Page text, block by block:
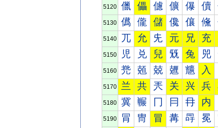
5120 儠 儡 儢 儣 儤 儥
5130 儰 儱 儲 儳 儴 儵
5140 兀 允 兂 元 兄 充
5150 児 兑 兒 兓 兔 兕
5160 兠 兡 兢 兣 兤 入
5170 兰 共 兲 关 兴 兵
5180 冀 冁 冂 冃 冄 内
5190 冐 冑 冒 冓 冔 冕